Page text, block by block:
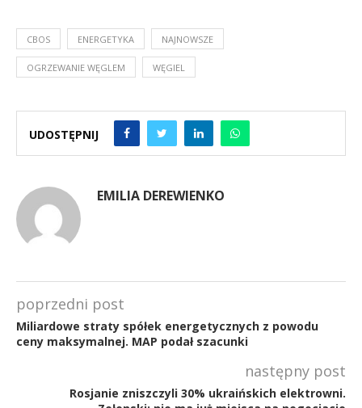
CBOS ENERGETYKA NAJNOWSZE
OGRZEWANIE WĘGLEM WĘGIEL
UDOSTĘPNIJ
EMILIA DEREWIENKO
poprzedni post
Miliardowe straty spółek energetycznych z powodu
ceny maksymalnej. MAP podał szacunki
następny post
Rosjanie zniszczyli 30% ukraińskich elektrowni.